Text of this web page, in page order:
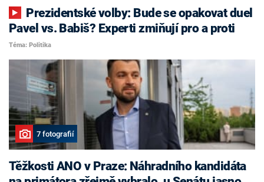
Pavel vs. Babiš? Experti zmiňují pro a proti
Téma: Politika
7 fotografií
Těžkosti ANO v Praze: Náhradního kandidáta